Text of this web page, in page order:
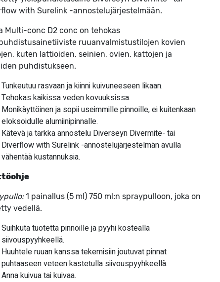
with Surelink -annostelujärjestelmään.
Multi-conc D2 conc on tehokas
ruuanvalmistustilojen kovien
kuten lattioiden, seinien, ovien, kattojen ja
puhdistukseen.
Tunkeutuu rasvaan ja kiinni kuivuneeseen likaan.
Tehokas kaikissa veden kovuuksissa.
Monikäyttöinen ja sopii useimmille pinnoille, ei kuitenkaan
eloksoidulle alumiinipinnalle.
Kätevä ja tarkka annostelu Diverseyn Divermite- tai
Diverflow with Surelink -annostelujärjestelmän avulla
vähentää kustannuksia.
1 painallus (5 ml) 750 ml:n spraypulloon, joka on
vedellä.
Suihkuta tuotetta pinnoille ja pyyhi kostealla
siivouspyyhkeellä.
Huuhtele ruuan kanssa tekemisiin joutuvat pinnat
puhtaaseen veteen kastetulla siivouspyyhkeellä.
Anna kuivua tai kuivaa.